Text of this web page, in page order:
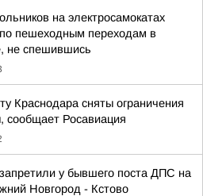
на электросамокатах
пешеходным переходам в
не спешившись
Краснодара сняты ограничения
сообщает Росавиация
у бывшего поста ДПС на
Новгород - Кстово